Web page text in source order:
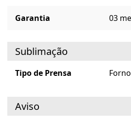
Garantia 03
Sublimação
Tipo de Prensa
Aviso